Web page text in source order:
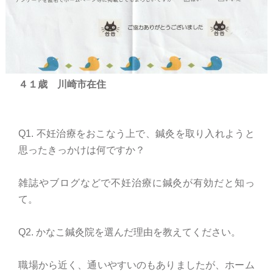
４１歳 川崎市在住
Q1. 不妊治療をおこなう上で、鍼灸を取り入れようと
思ったきっかけは何ですか？
雑誌やブログなどで不妊治療に鍼灸が有効だと知っ
て。
Q2. かなこ鍼灸院を選んだ理由を教えてください。
職場から近く、通いやすいのもありましたが、ホーム